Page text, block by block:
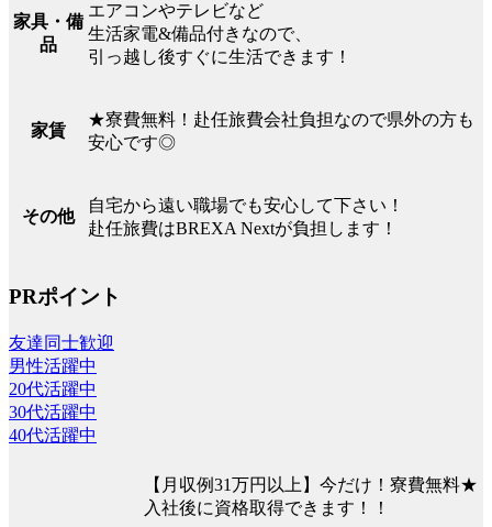
家具・備
品
エアコンやテレビなど
生活家電&備品付きなので、
引っ越し後すぐに生活できます！
家賃
★寮費無料！赴任旅費会社負担なので県外の方も
安心です◎
その他
自宅から遠い職場でも安心して下さい！
赴任旅費はBREXA Nextが負担します！
PRポイント
友達同士歓迎
男性活躍中
20代活躍中
30代活躍中
40代活躍中
【月収例31万円以上】今だけ！寮費無料★
入社後に資格取得できます！！